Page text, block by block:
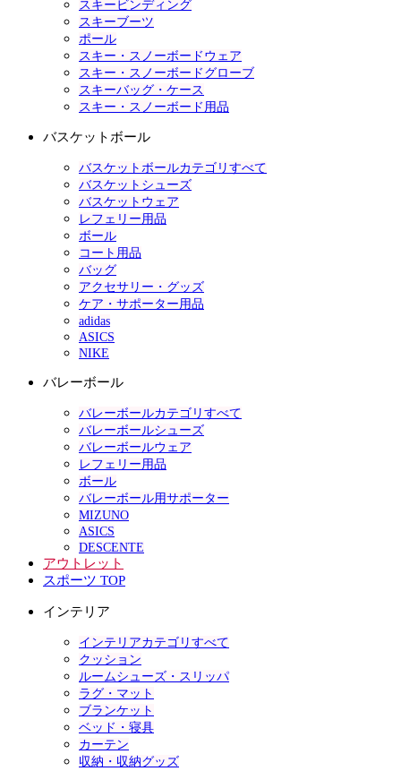
スキービンディング
スキーブーツ
ポール
スキー・スノーボードウェア
スキー・スノーボードグローブ
スキーバッグ・ケース
スキー・スノーボード用品
バスケットボール
バスケットボールカテゴリすべて
バスケットシューズ
バスケットウェア
レフェリー用品
ボール
コート用品
バッグ
アクセサリー・グッズ
ケア・サポーター用品
adidas
ASICS
NIKE
バレーボール
バレーボールカテゴリすべて
バレーボールシューズ
バレーボールウェア
レフェリー用品
ボール
バレーボール用サポーター
MIZUNO
ASICS
DESCENTE
アウトレット
スポーツ TOP
インテリア
インテリアカテゴリすべて
クッション
ルームシューズ・スリッパ
ラグ・マット
ブランケット
ベッド・寝具
カーテン
収納・収納グッズ